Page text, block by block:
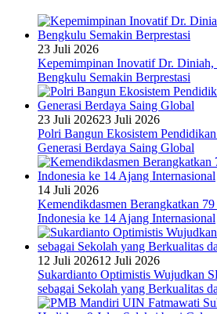
23 Juli 2026
Kepemimpinan Inovatif Dr.
Bengkulu Semakin Berprestasi
23 Juli 202623 Juli 2026
Polri Bangun Ekosistem
Generasi Berdaya Saing Global
14 Juli 2026
Kemendikdasmen Berangkatkan
Indonesia ke 14 Ajang Internasional
12 Juli 202612 Juli 2026
Sukardianto Optimistis Wujudkan
sebagai Sekolah yang Berkualitas